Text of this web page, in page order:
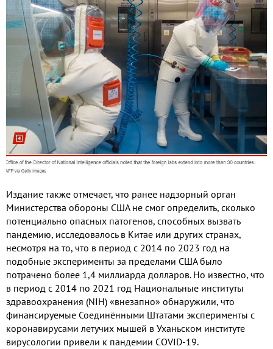
Издание также отмечает, что ранее надзорный орган
Министерства обороны США не смог определить, сколько
потенциально опасных патогенов, способных вызвать
пандемию, исследовалось в Китае или других странах,
несмотря на то, что в период с 2014 по 2023 год на
подобные эксперименты за пределами США было
потрачено более 1,4 миллиарда долларов. Но известно, что
в период с 2014 по 2021 год Национальные институты
здравоохранения (NIH) «внезапно» обнаружили, что
финансируемые Соединёнными Штатами эксперименты с
коронавирусами летучих мышей в Уханьском институте
вирусологии привели к пандемии COVID-19.